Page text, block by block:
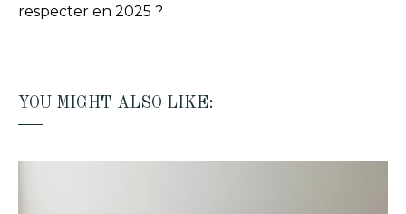
respecter en 2025 ?
YOU MIGHT ALSO LIKE: